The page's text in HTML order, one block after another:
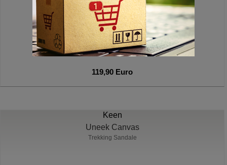
119,90 Euro
Keen
Uneek Canvas
Trekking Sandale